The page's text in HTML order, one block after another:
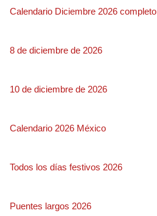
Calendario Diciembre 2026 completo
8 de diciembre de 2026
10 de diciembre de 2026
Calendario 2026 México
Todos los días festivos 2026
Puentes largos 2026